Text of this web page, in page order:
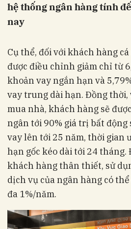
hệ thống ngân hàng tính
nay
Cụ thể, đối với khách hàng
được điều chỉnh giảm chỉ từ
khoản vay ngắn hạn và
vay trung dài hạn. Đồng thời,
mua nhà, khách hàng sẽ
ngân tới 90% giá trị bất động
vay lên tới 25 năm, thời gian
hạn gốc kéo dài tới 24
khách hàng thân thiết, sử
dịch vụ của ngân hàng có
đa 1%/năm.